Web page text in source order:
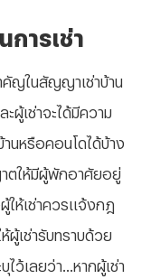
การเช่า
คัญในสัญญาเช่าบ้าน
ะผู้เช่าจะได้มีความ
านหรือคอนโดได้บ้าง
าตให้มีผู้พักอาศัยอยู่
ให้เช่าควรแจ้งกฎ
ผู้เช่ารับทราบด้วย
ว้เลยว่า...หากผู้เช่า